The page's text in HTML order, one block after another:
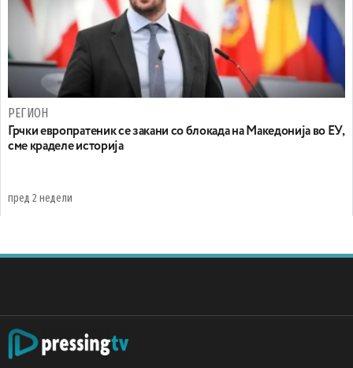
РЕГИОН
Грчки европратеник се закани со блокада на Македонија во ЕУ,
сме краделе историја
пред 2 недели